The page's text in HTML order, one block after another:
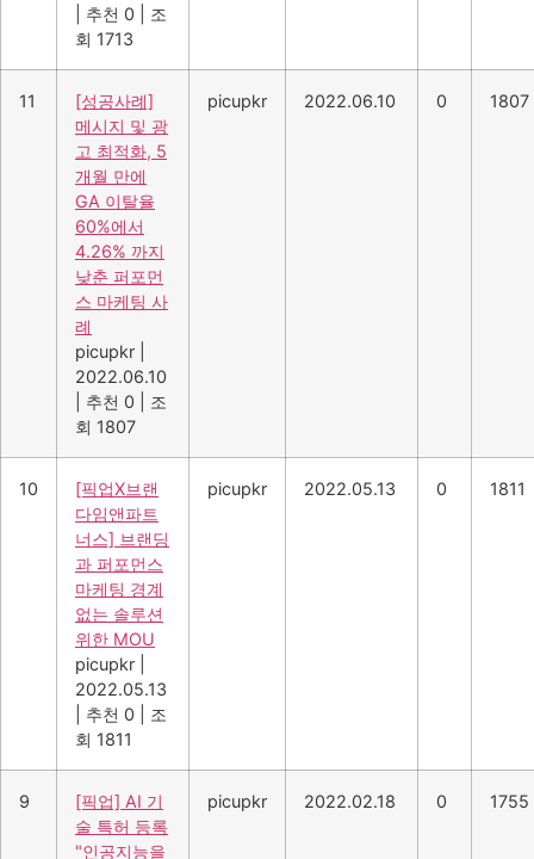
추천 0
조
회 1713
11
[성공사례]
메시지 및 광
고 최적화, 5
개월 만에
GA 이탈율
60%에서
4.26% 까지
낮춘 퍼포먼
스 마케팅 사
례
picupkr
2022.06.10
추천 0
조
회 1807
picupkr 2022.06.10 0 1807
10
[픽업X브랜
다임앤파트
너스] 브랜딩
과 퍼포먼스
마케팅 경계
없는 솔루션
위한 MOU
picupkr
2022.05.13
추천 0
조
회 1811
picupkr 2022.05.13 0 1811
9
[픽업] AI 기
술 특허 등록
"인공지능을
picupkr 2022.02.18 0 1755